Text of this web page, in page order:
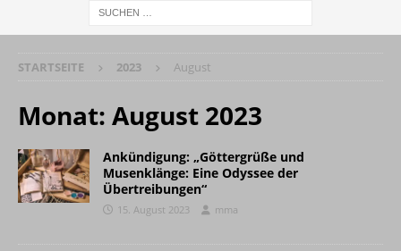
STARTSEITE 2023 August
Monat: August 2023
Ankündigung: „Göttergrüße und
Musenklänge: Eine Odyssee der
Übertreibungen“
15. August 2023 mma